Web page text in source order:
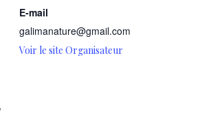
0615499051
E-mail
galimanature@gmail.com